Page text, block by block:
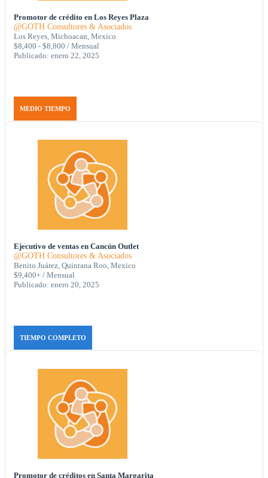
Promotor de crédito en Los Reyes Plaza
@GOTH Consultores & Asociados
Los Reyes, Michoacan, Mexico
$8,400 - $8,800 / Mensual
Publicado: enero 22, 2025
MEDIO TIEMPO
Ejecutivo de ventas en Cancún Outlet
@GOTH Consultores & Asociados
Benito Juárez, Quintana Roo, Mexico
$9,400+ / Mensual
Publicado: enero 20, 2025
TIEMPO COMPLETO
Promotor de créditos en Santa Margarita